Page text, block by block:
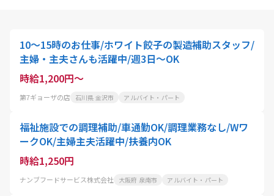
10～15時のお仕事/ホワイト餃子の製造補助スタッフ/
主婦・主夫さんも活躍中/週3日～OK
時給1,200円～
第7ギョーザの店 石川県 金沢市 アルバイト・パート
福祉施設での調理補助/車通勤OK/調理業務なし/Wワ
ークOK/主婦主夫活躍中/扶養内OK
時給1,250円
ナンブフードサービス株式会社 大阪府 泉南市 アルバイト・パート